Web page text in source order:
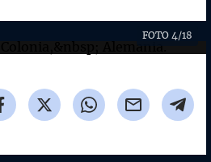
FOTO 4/18